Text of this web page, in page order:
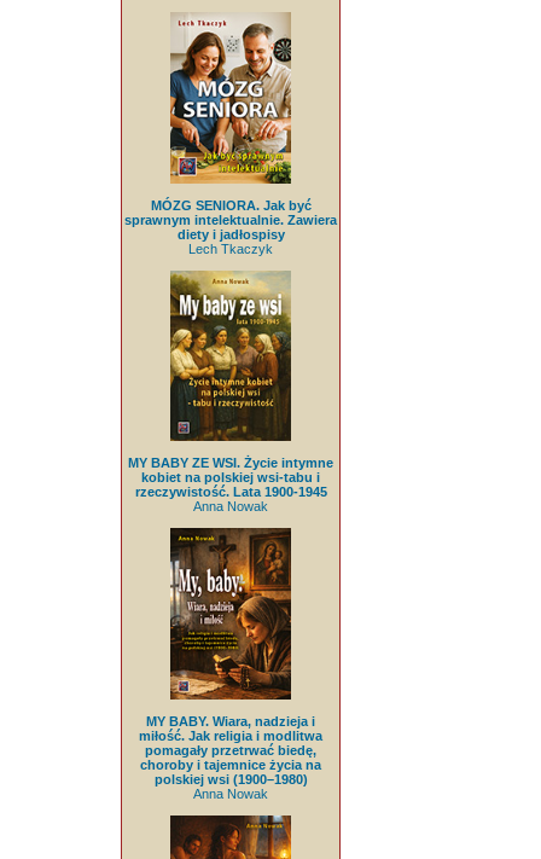
MÓZG SENIORA. Jak być
sprawnym intelektualnie. Zawiera
diety i jadłospisy
Lech Tkaczyk
MY BABY ZE WSI. Życie intymne
kobiet na polskiej wsi-tabu i
rzeczywistość. Lata 1900-1945
Anna Nowak
MY BABY. Wiara, nadzieja i
miłość. Jak religia i modlitwa
pomagały przetrwać biedę,
choroby i tajemnice życia na
polskiej wsi (1900–1980)
Anna Nowak